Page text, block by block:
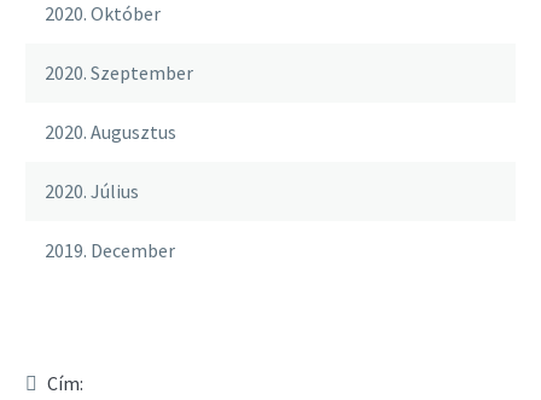
2020. Október
2020. Szeptember
2020. Augusztus
2020. Július
2019. December
Cím: